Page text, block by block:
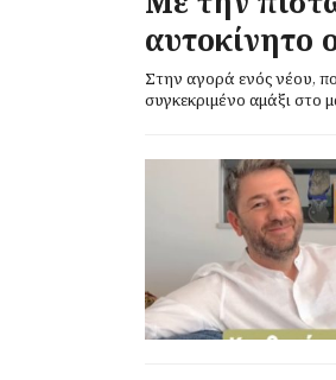
αυτοκίνητο
Στην αγορά ενός νέου,
συγκεκριμένο αμάξι στο